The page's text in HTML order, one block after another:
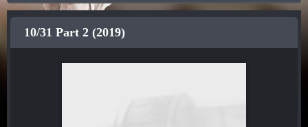
10/31 Part 2 (2019)